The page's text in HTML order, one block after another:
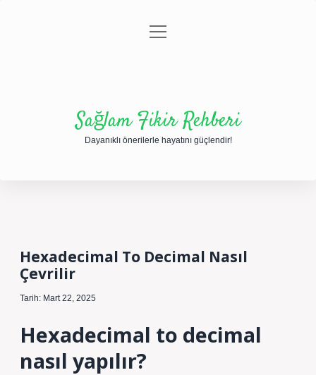
Gizlilik Politikası
menüyü
Sağlam Fikir Rehberi
Dayanıklı önerilerle hayatını güçlendir!
Hexadecimal To Decimal Nasıl
Çevrilir
Tarih: Mart 22, 2025
Hexadecimal to decimal
nasıl yapılır?